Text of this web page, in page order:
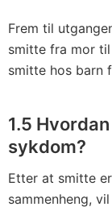
Frem til
smitte fra mor
smitte hos barn
1.5
sykdom?
Etter at smitte
sammenheng,